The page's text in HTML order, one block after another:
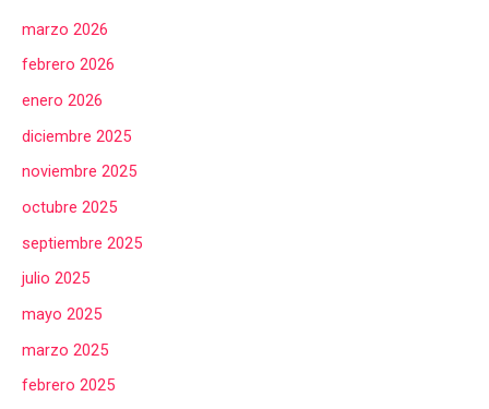
marzo 2026
febrero 2026
enero 2026
diciembre 2025
noviembre 2025
octubre 2025
septiembre 2025
julio 2025
mayo 2025
marzo 2025
febrero 2025